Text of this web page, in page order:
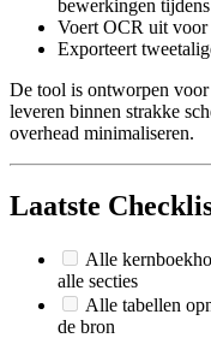
bewerkingen
Voert OCR uit voor
Exporteert
De tool is ontworpen
leveren binnen strakke
overhead minimaliseren.
Laatste
Alle
alle secties
Alle tabellen
de bron